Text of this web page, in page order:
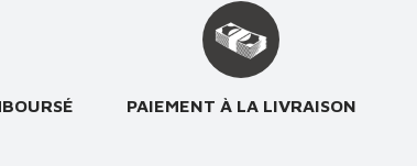
PAIEMENT À LA LIVRAISON